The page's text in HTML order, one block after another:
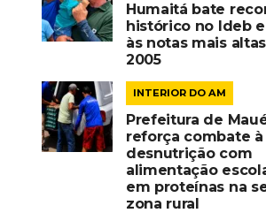
Humaitá bate
histórico no Ideb
às notas mais
2005
INTERIOR DO AM
Prefeitura de
reforça combate à
desnutrição com
alimentação
em proteínas na
zona rural